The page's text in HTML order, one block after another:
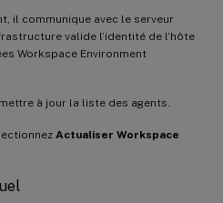
il communique avec le serveur
valide l’identité de l’hôte
Workspace Environment
à jour la liste des agents.
Actualiser Workspace